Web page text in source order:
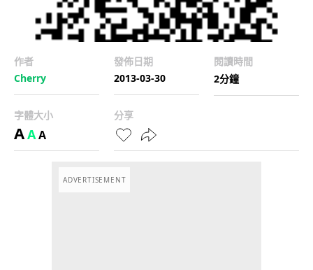
作者
Cherry
發佈日期
2013-03-30
閱讀時間
2分鐘
字體大小
AAA
分享
ADVERTISEMENT